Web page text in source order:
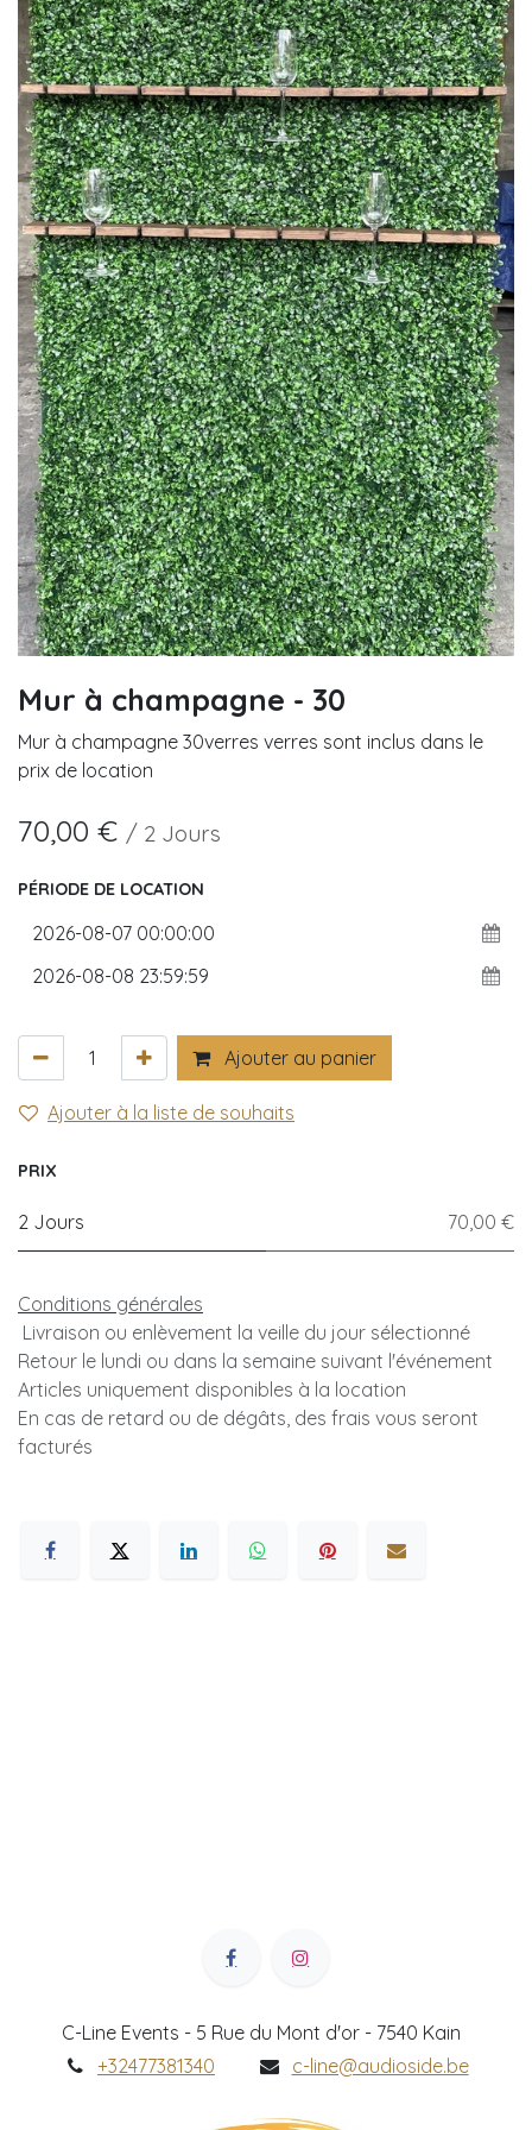
Mur à champagne - 30
Mur à champagne 30verres verres sont inclus dans le
prix de location
70,00 € / 2 Jours
PÉRIODE DE LOCATION
Ajouter au panier
Ajouter à la liste de souhaits
PRIX
2 Jours 70,00 €
Conditions générales
Livraison ou enlèvement la veille du jour sélectionné
Retour le lundi ou dans la semaine suivant l'événement
Articles uniquement disponibles à la location
En cas de retard ou de dégâts, des frais vous seront
facturés
C-Line Events - 5 Rue du Mont d'or - 7540 Kain
+32477381340
c-line@audioside.be